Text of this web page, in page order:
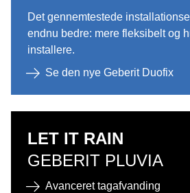
Det gennemtestede
endnu bedre: mere fleksibelt og
installere.
Se den nye Geberit Duofix
LET IT RAIN
GEBERIT PLUVIA
Avanceret tagafvanding